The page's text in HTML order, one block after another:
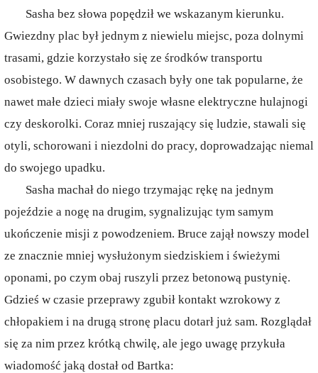
Sasha bez słowa popędził we wskazanym kierunku.
Gwiezdny plac był jednym z niewielu miejsc, poza dolnymi
trasami, gdzie korzystało się ze środków transportu
osobistego. W dawnych czasach były one tak popularne, że
nawet małe dzieci miały swoje własne elektryczne hulajnogi
czy deskorolki. Coraz mniej ruszający się ludzie, stawali się
otyli, schorowani i niezdolni do pracy, doprowadzając niemal
do swojego upadku.
Sasha machał do niego trzymając rękę na jednym
pojeździe a nogę na drugim, sygnalizując tym samym
ukończenie misji z powodzeniem. Bruce zajął nowszy model
ze znacznie mniej wysłużonym siedziskiem i świeżymi
oponami, po czym obaj ruszyli przez betonową pustynię.
Gdzieś w czasie przeprawy zgubił kontakt wzrokowy z
chłopakiem i na drugą stronę placu dotarł już sam. Rozglądał
się za nim przez krótką chwilę, ale jego uwagę przykuła
wiadomość jaką dostał od Bartka: